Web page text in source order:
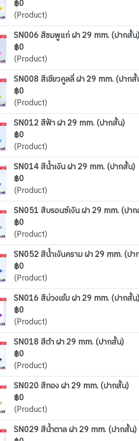
฿0
(Product)
SN006 สีชมพูแก่ ฝา 29 mm. (ปากสั้น)
฿0
(Product)
SN008 สีเขียวคูลลี่ ฝา 29 mm. (ปาก
฿0
(Product)
SN012 สีฟ้า ฝา 29 mm. (ปากสั้น)
฿0
(Product)
SN014 สีน้ำเงิน ฝา 29 mm. (ปากสั้น)
฿0
(Product)
SN051 สีบรอนซ์เงิน ฝา 29 mm. (ปา
฿0
(Product)
SN052 สีน้ำเงินคราม ฝา 29 mm. (ป
฿0
(Product)
SN016 สีม่วงเข้ม ฝา 29 mm. (ปากสั้น)
฿0
(Product)
SN018 สีดำ ฝา 29 mm. (ปากสั้น)
฿0
(Product)
SN020 สีทอง ฝา 29 mm. (ปากสั้น)
฿0
(Product)
SN029 สีน้ำตาล ฝา 29 mm. (ปากสั้น)